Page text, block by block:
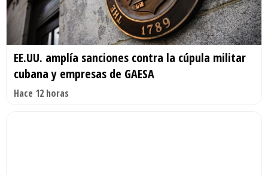
EE.UU. amplía sanciones contra la cúpula militar
cubana y empresas de GAESA
Hace 12 horas